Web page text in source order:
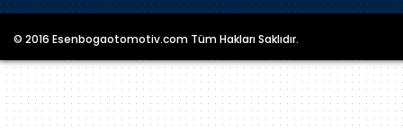
© 2016 Esenbogaotomotiv.com Tüm Hakları Saklıdır.